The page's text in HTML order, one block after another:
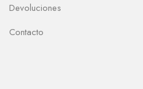
Devoluciones
Contacto